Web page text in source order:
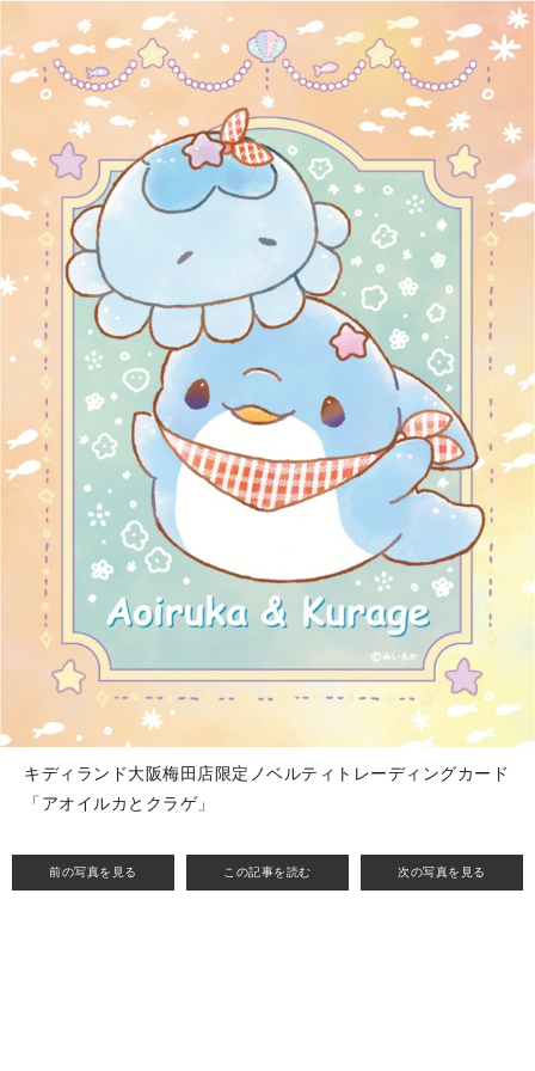
前の写真を見る この記事を読む 次の写真を見る
キディランド大阪梅田店限定ノベルティトレーディングカード
「アオイルカとクラゲ」